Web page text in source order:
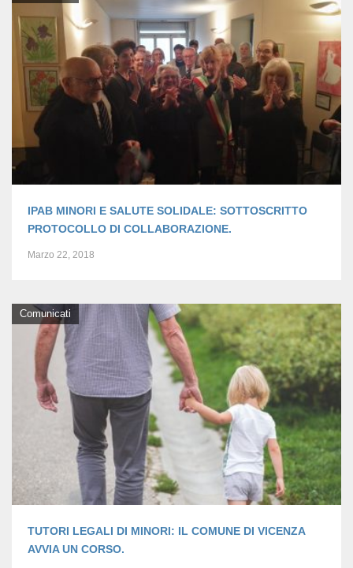
IPAB MINORI E SALUTE SOLIDALE: SOTTOSCRITTO
PROTOCOLLO DI COLLABORAZIONE.
Marzo 22, 2018
Comunicati
TUTORI LEGALI DI MINORI: IL COMUNE DI VICENZA
AVVIA UN CORSO.